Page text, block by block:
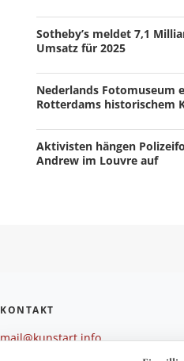
Sotheby’s meldet 7,1
Umsatz für 2025
Nederlands Fotomuseum
Rotterdams historischem
Aktivisten hängen
Andrew im Louvre auf
KONTAKT
mail@kunstart.info